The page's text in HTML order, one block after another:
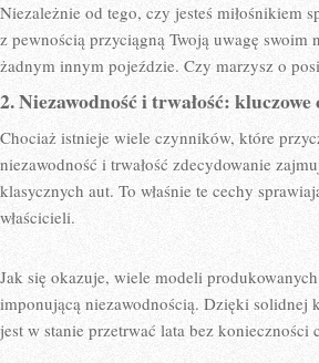
Niezależnie od tego, czy jesteś miłośnikiem
z pewnością przyciągną Twoją uwagę
żadnym innym pojeździe. Czy marzysz o
2. Niezawodność ⁣i trwałość:⁢
Chociaż⁣ istnieje‍ wiele czynników, które
niezawodność i trwałość zdecydowanie
klasycznych aut. ‍To ‍właśnie te cechy
właścicieli.
Jak ⁣się ​okazuje, wiele modeli
imponującą niezawodnością.‌ Dzięki
jest w stanie‌ przetrwać lata bez konieczności